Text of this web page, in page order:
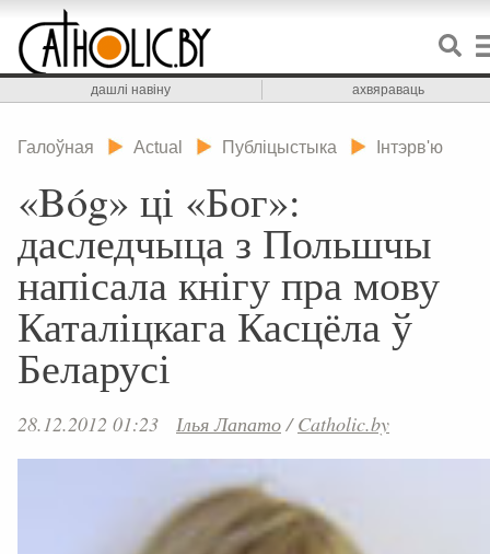
дашлі навіну ахвяраваць
Галоўная Actual Публіцыстыка Інтэрв'ю
«Bóg» ці «Бог»:
даследчыца з Польшчы
напісала кнігу пра мову
Каталіцкага Касцёла ў
Беларусі
28.12.2012 01:23 Ілья Лапато/Catholic.by